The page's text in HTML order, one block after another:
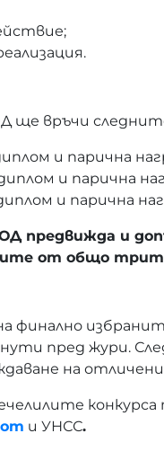
ще връчи
и парична
и парична
и парична
предвижда и
от общо
финално
пред жури.
на
и УНСС.